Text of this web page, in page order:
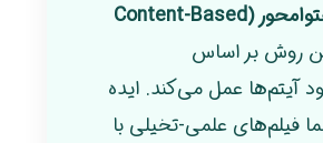
۲. پالایش محتوامحور (Content-Based
روش بر اساس
آیتم‌ها عمل می‌کند. ایده
فیلم‌های علمی-تخیلی با